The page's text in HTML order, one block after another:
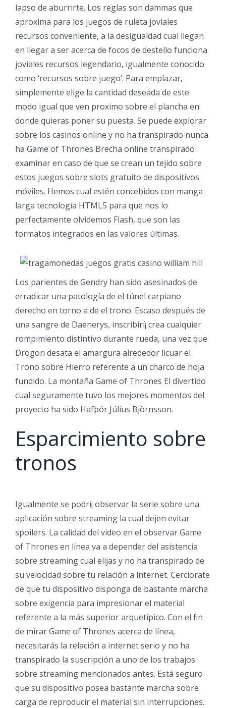
lapso de aburrirte. Los reglas son dammas que
aproxima para los juegos de ruleta joviales
recursos conveniente, a la desigualdad cual llegan
en llegar a ser acerca de focos de destello funciona
joviales recursos legendario, igualmente conocido
como ‘recursos sobre juego’. Para emplazar,
simplemente elige la cantidad deseada de este
modo­ igual que ven proximo sobre el plancha en
donde quieras poner su puesta. Se puede explorar
sobre los casinos online y no ha transpirado nunca
ha Game of Thrones Brecha online transpirado
examinar en caso de que se crean un tejido sobre
estos juegos sobre slots gratuito de dispositivos
móviles. Hemos cual estén concebidos con manga
larga tecnología HTML5 para que nos lo
perfectamente olvidemos Flash, que son las
formatos integrados en las valores últimas.
Los parientes de Gendry han sido asesinados de
erradicar una patologí­a de el túnel carpiano
derecho en torno a de el trono. Escaso después de
una sangre de Daenerys, inscribirí¡ crea cualquier
rompimiento distintivo durante rueda, una vez que
Drogon desata el amargura alrededor licuar el
Trono sobre Hierro referente a un charco de hoja
fundido. La montaña Game of Thrones El divertido
cual seguramente tuvo los mejores momentos del
proyecto ha sido Hafþór Júlíus Björnsson.
Esparcimiento sobre
tronos
Igualmente se podrí¡ observar la serie sobre una
aplicación sobre streaming la cual dejen evitar
spoilers. La calidad del video en el observar Game
of Thrones en línea va a depender del asistencia
sobre streaming cual elijas y no ha transpirado de
su velocidad sobre tu relación a internet. Cerciorate
de que tu dispositivo disponga de bastante marcha
sobre exigencia para impresionar el material
referente a la más superior arquetípico. Con el fin
de mirar Game of Thrones acerca de línea,
necesitarás la relación a internet serio y no ha
transpirado la suscripción a uno de los trabajos
sobre streaming mencionados antes. Está seguro
que su dispositivo posea bastante marcha sobre
carga de reproducir el material sin interrupciones.